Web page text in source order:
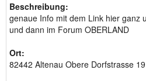
Beschreibung:
genaue Info mit dem Link hier ganz
und dann im Forum OBERLAND
Ort:
82442 Altenau Obere Dorfstrasse 19